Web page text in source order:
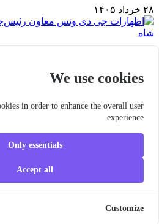
۲۸ خرداد ۱۴۰۵
اظهارات جی دی ونس معاون
شدن بچه شاه
All rights reserved.
We use cookies
in order to enhance the overall user
experience.
Only essentials
Accept all
Customize